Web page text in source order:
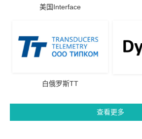
美国Interface
白俄罗斯TT
查看更多